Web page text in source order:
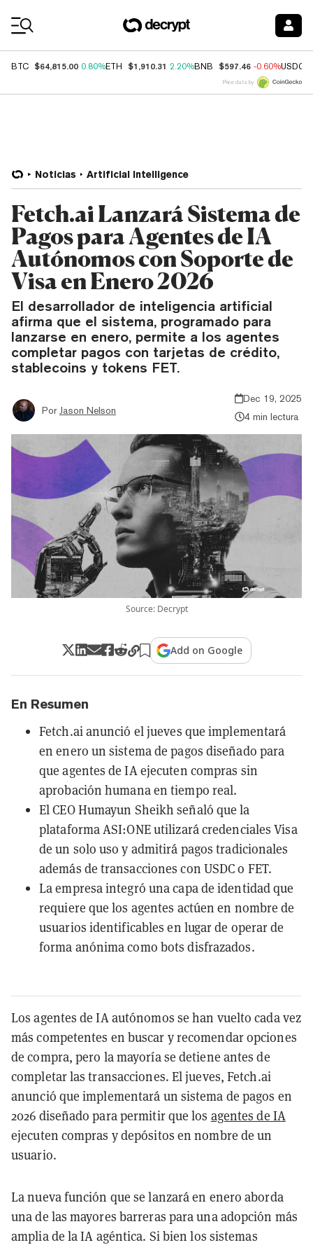
BTC $64,815.00 0.80%ETH $1,910.31 2.20%BNB $597.46 -0.60%USDC
Price data by
Noticias Artificial Intelligence
Fetch.ai Lanzará Sistema de
Pagos para Agentes de IA
Autónomos con Soporte de
Visa en Enero 2026
El desarrollador de inteligencia artificial
afirma que el sistema, programado para
lanzarse en enero, permite a los agentes
completar pagos con tarjetas de crédito,
stablecoins y tokens FET.
Por Jason Nelson
Dec 19, 2025
4 min lectura
Source: Decrypt
Add on Google
En Resumen
Fetch.ai anunció el jueves que implementará
en enero un sistema de pagos diseñado para
que agentes de IA ejecuten compras sin
aprobación humana en tiempo real.
El CEO Humayun Sheikh señaló que la
plataforma ASI:ONE utilizará credenciales Visa
de un solo uso y admitirá pagos tradicionales
además de transacciones con USDC o FET.
La empresa integró una capa de identidad que
requiere que los agentes actúen en nombre de
usuarios identificables en lugar de operar de
forma anónima como bots disfrazados.
Los agentes de IA autónomos se han vuelto cada vez
más competentes en buscar y recomendar opciones
de compra, pero la mayoría se detiene antes de
completar las transacciones. El jueves, Fetch.ai
anunció que implementará un sistema de pagos en
2026 diseñado para permitir que los agentes de IA
ejecuten compras y depósitos en nombre de un
usuario.
La nueva función que se lanzará en enero aborda
una de las mayores barreras para una adopción más
amplia de la IA agéntica. Si bien los sistemas